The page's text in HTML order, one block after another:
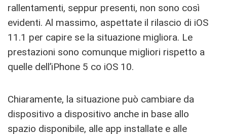
rallentamenti, seppur presenti, non sono così
evidenti. Al massimo, aspettate il rilascio di iOS
11.1 per capire se la situazione migliora. Le
prestazioni sono comunque migliori rispetto a
quelle dell’iPhone 5 co iOS 10.
Chiaramente, la situazione può cambiare da
dispositivo a dispositivo anche in base allo
spazio disponibile, alle app installate e alle